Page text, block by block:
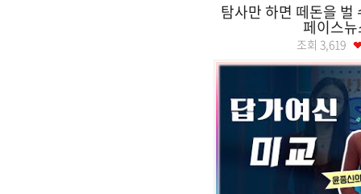
탐사만 하면 떼돈을 벌
페이스
조회 3,619